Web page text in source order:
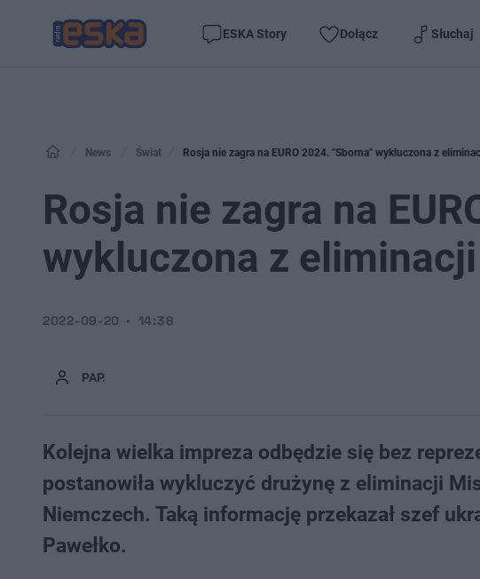
ESKA Story Dołącz Słuchaj
News Świat Rosja nie zagra na EURO 2024. "Sborna" wykluczona z
Rosja nie zagra na
wykluczona z eliminacji
PAP.
2022-09-20 14:38
Kolejna wielka impreza odbędzie się bez
postanowiła wykluczyć drużynę z eliminacji
Niemczech. Taką informację przekazał szef
Pawełko.